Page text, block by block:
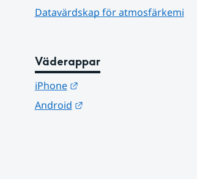
Datavärdskap för atmosfärkemi
Väderappar
iPhone
Länk till annan webbplats.
Android
Länk till annan webbplats.